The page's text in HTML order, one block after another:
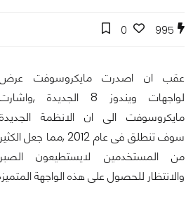
995
0
عقب ان اصدرت مايكروسوفت عرض
لواجهات ويندوز 8 الجديدة ,واشارت
مايكروسوفت الى ان الانظمة الجديدة
سوف تنطلق فى عام 2012 ,مما جعل الكثير
من المستخدمين لايستطيعون الصبر
والانتظار للحصول على هذه الواجهة